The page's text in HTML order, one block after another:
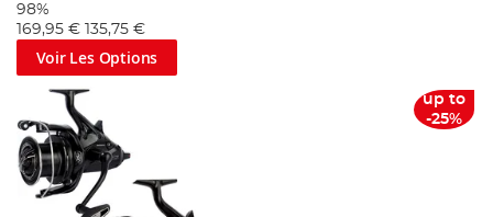
98%
169,95 € 135,75 €
Voir Les Options
up to
-25%